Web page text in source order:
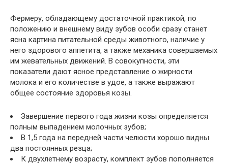
Фермеру, обладающему достаточной практикой, по
положению и внешнему виду зубов особи сразу станет
ясна картина питательной среды животного, наличие у
него здорового аппетита, а также механика совершаемых
им жевательных движений. В совокупности, эти
показатели дают ясное представление о жирности
молока и его количестве в удое, а также выражают
общее состояние здоровья козы.
Завершение первого года жизни козы определяется
полным выпадением молочных зубов;
В 1,5 года на передней части челюсти хорошо видны
два постоянных резца;
К двухлетнему возрасту, комплект зубов пополняется